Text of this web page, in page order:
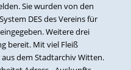
Sie wurden von den
DES des Vereins für
Weitere drei
bereit. Mit viel Fleiß
dem Stadtarchiv Witten.